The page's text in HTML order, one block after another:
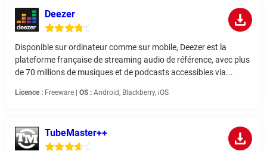
Deezer
Disponible sur ordinateur comme sur mobile, Deezer est la
plateforme française de streaming audio de référence, avec plus
de 70 millions de musiques et de podcasts accessibles via...
Licence : Freeware | OS : Android, Blackberry, iOS
TubeMaster++